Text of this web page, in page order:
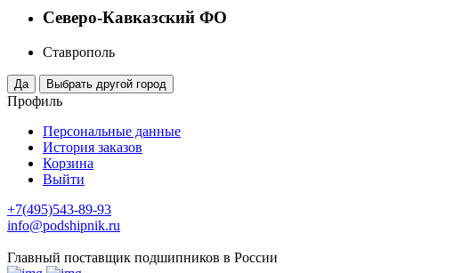
Северо-Кавказский ФО
Ставрополь
Профиль
Персональные данные
История заказов
Корзина
Выйти
+7(495)543-89-93
info@podshipnik.ru
Главный поставщик подшипников в России